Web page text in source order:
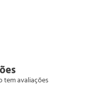
tem avaliações